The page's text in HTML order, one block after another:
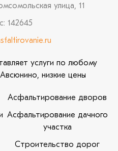
улица, 11
142645
услуги по любому
низкие цены
Асфальтирование дворов
Асфальтирование дачного
участка
Строительство дорог